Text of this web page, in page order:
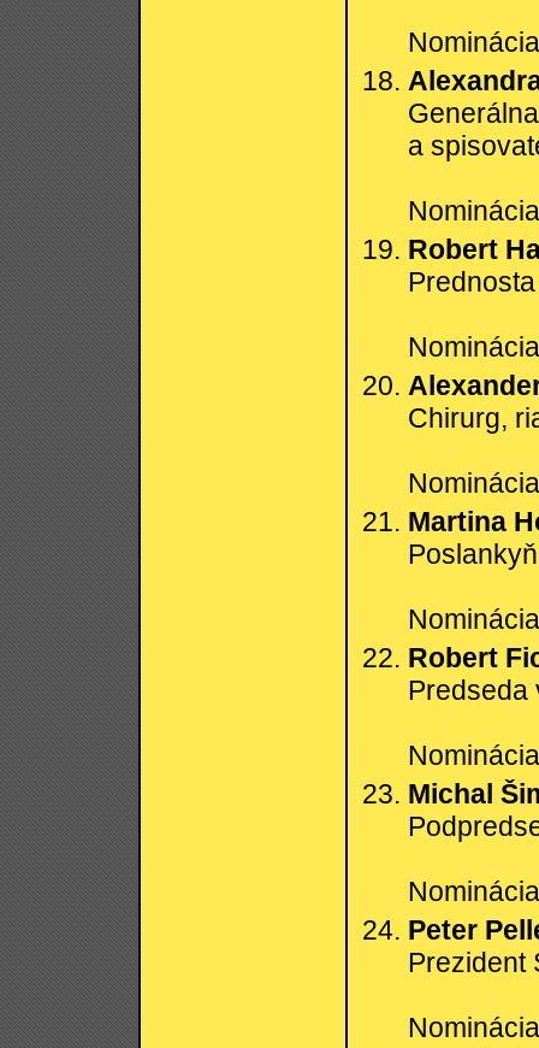
a
Robert
Chirurg,
Martina
Robert
Predseda
Michal
Peter
Prezident